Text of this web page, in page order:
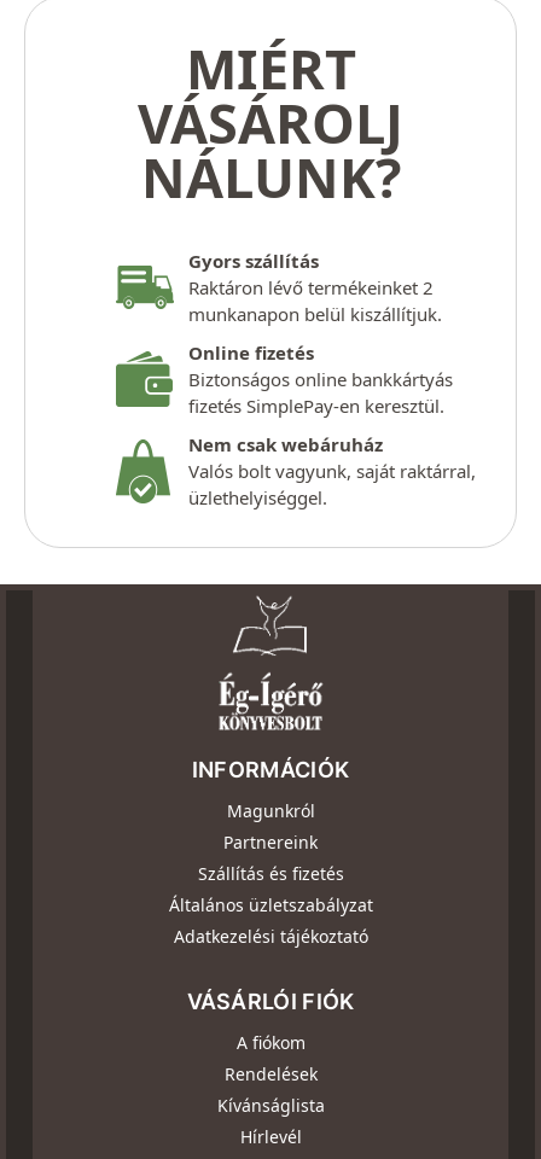
MIÉRT
VÁSÁROLJ
NÁLUNK?
Gyors szállítás
Raktáron lévő termékeinket 2
munkanapon belül kiszállítjuk.
Online fizetés
Biztonságos online bankkártyás
fizetés SimplePay-en keresztül.
Nem csak webáruház
Valós bolt vagyunk, saját raktárral,
üzlethelyiséggel.
INFORMÁCIÓK
Magunkról
Partnereink
Szállítás és fizetés
Általános üzletszabályzat
Adatkezelési tájékoztató
VÁSÁRLÓI FIÓK
A fiókom
Rendelések
Kívánságlista
Hírlevél